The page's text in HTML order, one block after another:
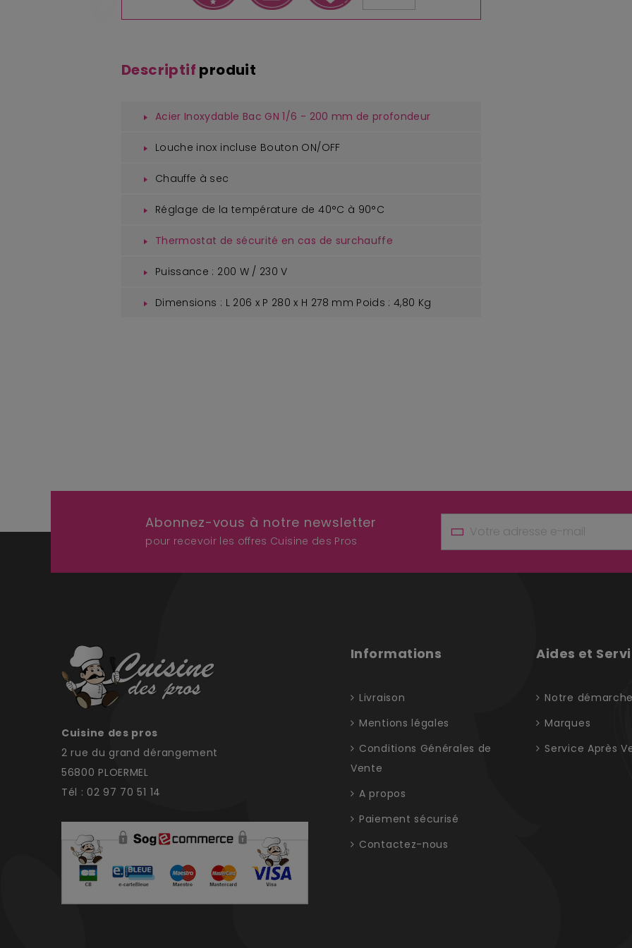
Descriptif produit
Acier Inoxydable Bac GN 1/6 - 200 mm de profondeur
Louche inox incluse Bouton ON/OFF
Chauffe à sec
Réglage de la température de 40°C à 90°C
Thermostat de sécurité en cas de surchauffe
Puissance : 200 W / 230 V
Dimensions : L 206 x P 280 x H 278 mm Poids : 4,80 Kg
Abonnez-vous à notre newsletter
pour recevoir les offres Cuisine des Pros
Cuisine des pros
2 rue du grand dérangement
56800 PLOERMEL
Tél : 02 97 70 51 14
Informations
Livraison
Mentions légales
Conditions Générales de
Vente
A propos
Paiement sécurisé
Contactez-nous
Aides et
Notre
Marques
Service Après